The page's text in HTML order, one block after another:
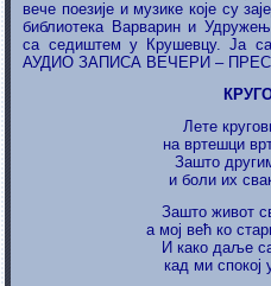
вече поезије и музике које су
библиотека Варварин и
са седиштем у Крушевцу. Ја
АУДИО ЗАПИСА ВЕЧЕРИ –
Лете
на вртешци
Зашто
и боли их
Зашто живот
а мој већ ко
И како даље
кад ми спокој